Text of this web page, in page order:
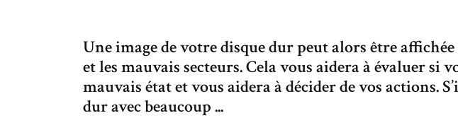
Une image de votre disque dur peut alors être
et les mauvais secteurs. Cela vous aidera à évaluer si
mauvais état et vous aidera à décider de vos actions.
dur avec beaucoup ...